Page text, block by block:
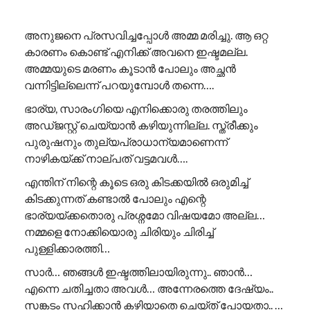
അനുജനെ പ്രസവിച്ചപ്പോൾ അമ്മ മരിച്ചു. ആ ഒറ്റ
കാരണം കൊണ്ട് എനിക്ക് അവനെ ഇഷ്ടമല്ല.
അമ്മയുടെ മരണം കൂടാൻ പോലും അച്ഛൻ
വന്നിട്ടില്ലെന്ന് പറയുമ്പോൾ തന്നെ….
ഭാര്യ, സാരംഗിയെ എനിക്കൊരു തരത്തിലും
അഡ്ജസ്റ്റ് ചെയ്യാൻ കഴിയുന്നില്ല. സ്ത്രീക്കും
പുരുഷനും തുല്യപ്രാധാന്യമാണെന്ന്
നാഴികയ്ക്ക് നാല്പത് വട്ടമവൾ….
എന്തിന് നിന്റെ കൂടെ ഒരു കിടക്കയിൽ ഒരുമിച്ച്
കിടക്കുന്നത് കണ്ടാൽ പോലും എന്റെ
ഭാര്യയ്ക്കതൊരു പ്രശ്നമോ വിഷയമോ അല്ല…
നമ്മളെ നോക്കിയൊരു ചിരിയും ചിരിച്ച്
പുള്ളിക്കാരത്തി…
സാർ… ഞങ്ങൾ ഇഷ്ടത്തിലായിരുന്നു.. ഞാൻ…
എന്നെ ചതിച്ചതാ അവൾ… അന്നേരത്തെ ദേഷ്യം..
സങ്കടം സഹിക്കാൻ കഴിയാതെ ചെയ്ത് പോയതാ.. …